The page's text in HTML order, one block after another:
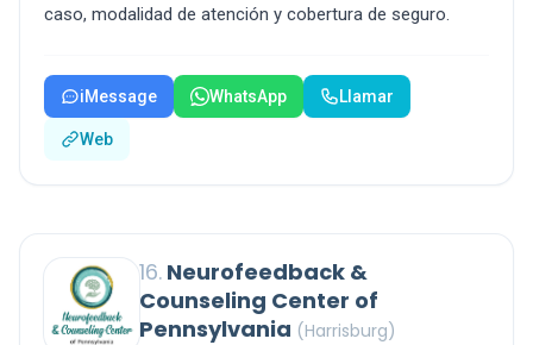
caso, modalidad de atención y cobertura de seguro.
iMessage WhatsApp Llamar
Web
16. Neurofeedback &
Counseling Center of
Pennsylvania (Harrisburg)